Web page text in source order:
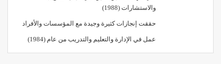
والاستشارات (1988)
حققت إنجازات كثيرة وجيدة مع المؤسسات والأفراد
عمل في الإدارة والتعليم والتدريب من عام (1984)